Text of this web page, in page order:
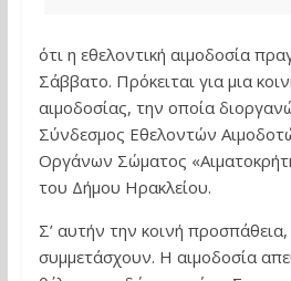
ότι η εθελοντική αιμοδοσία
Σάββατο. Πρόκειται για μια
αιμοδοσίας, την οποία
Σύνδεσμος Εθελοντών
Οργάνων Σώματος
του Δήμου Ηρακλείου.
Σ’ αυτήν την κοινή
συμμετάσχουν. Η αιμοδοσία